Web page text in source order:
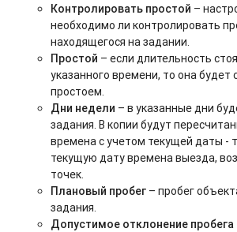
Контролировать простой –
необходимо ли контролировать
находящегося на задании.
Простой – если длительность
указанного времени, то она будет
простоем.
Дни недели – в указанные дни
задания. В копии будут
времена с учетом текущей даты -
текущую дату времена выезда,
точек.
Плановый пробег – пробег
задания.
Допустимое отклонение пробега